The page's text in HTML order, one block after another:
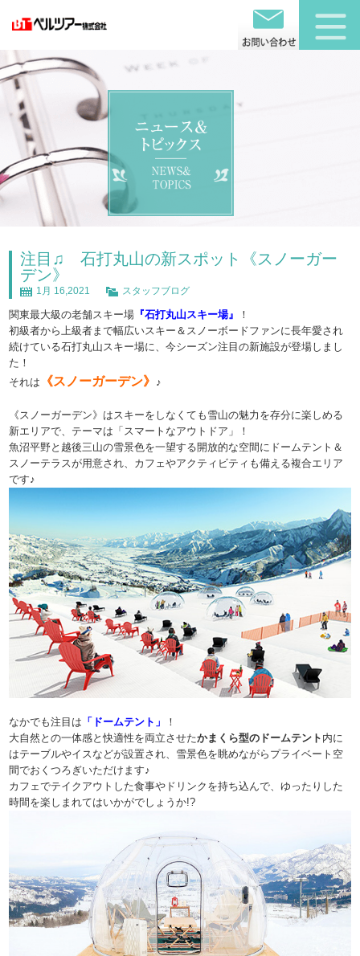
注目♫ 石打丸山の新スポット《スノーガー
デン》
1月 16,2021 スタッフブログ
関東最大級の老舗スキー場 『石打丸山スキー場』
！
初級者から上級者まで幅広いスキー＆スノーボードファンに長年愛され
続けている石打丸山スキー場に、今シーズン注目の新施設が登場しまし
た！
それは
《スノーガーデン》 ♪
《スノーガーデン》はスキーをしなくても雪山の魅力を存分に楽しめる
新エリアで、テーマは「スマートなアウトドア」！
魚沼平野と越後三山の雪景色を一望する開放的な空間にドームテント＆
スノーテラスが用意され、カフェやアクティビティも備える複合エリア
です♪
なかでも注目は 「ドームテント」
！
大自然との一体感と快適性を両立させたかまくら型のドームテント 内に
はテーブルやイスなどが設置され、雪景色を眺めながらプライベート空
間でおくつろぎいただけます♪
カフェでテイクアウトした食事やドリンクを持ち込んで、ゆったりした
時間を楽しまれてはいかがでしょうか!?